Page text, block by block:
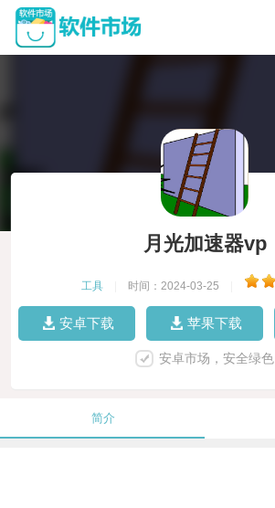
月光加速器vp
工具 时间：2024-03-25
安卓下载 苹果下载
安卓市场，安全绿色
简介